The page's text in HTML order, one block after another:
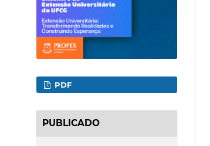
PDF
PUBLICADO